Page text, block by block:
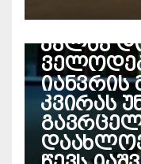
ივანე
კვლავ
იანვრის
კვირას